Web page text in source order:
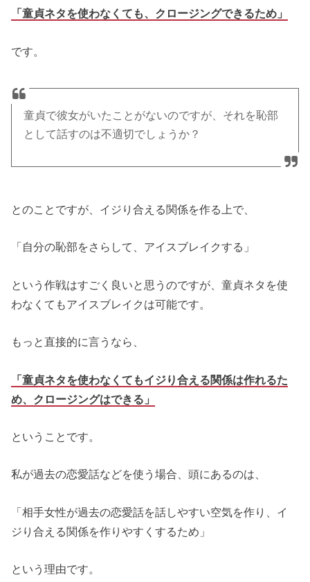
「童貞ネタを使わなくても、クロージングできるため」
です。
童貞で彼女がいたことがないのですが、それを恥部
として話すのは不適切でしょうか？
とのことですが、イジり合える関係を作る上で、
「自分の恥部をさらして、アイスブレイクする」
という作戦はすごく良いと思うのですが、童貞ネタを使
わなくてもアイスブレイクは可能です。
もっと直接的に言うなら、
「童貞ネタを使わなくてもイジり合える関係は作れるた
め、クロージングはできる」
ということです。
私が過去の恋愛話などを使う場合、頭にあるのは、
「相手女性が過去の恋愛話を話しやすい空気を作り、イ
ジり合える関係を作りやすくするため」
という理由です。